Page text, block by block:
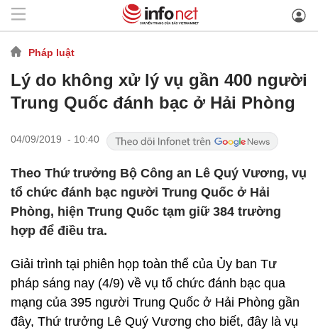
Pháp luật
Lý do không xử lý vụ gần 400 người
Trung Quốc đánh bạc ở Hải Phòng
04/09/2019 - 10:40
Theo Thứ trưởng Bộ Công an Lê Quý Vương, vụ
tổ chức đánh bạc người Trung Quốc ở Hải
Phòng, hiện Trung Quốc tạm giữ 384 trường
hợp để điều tra.
Giải trình tại phiên họp toàn thể của Ủy ban Tư
pháp sáng nay (4/9) về vụ tổ chức đánh bạc qua
mạng của 395 người Trung Quốc ở Hải Phòng gần
đây, Thứ trưởng Lê Quý Vương cho biết, đây là vụ